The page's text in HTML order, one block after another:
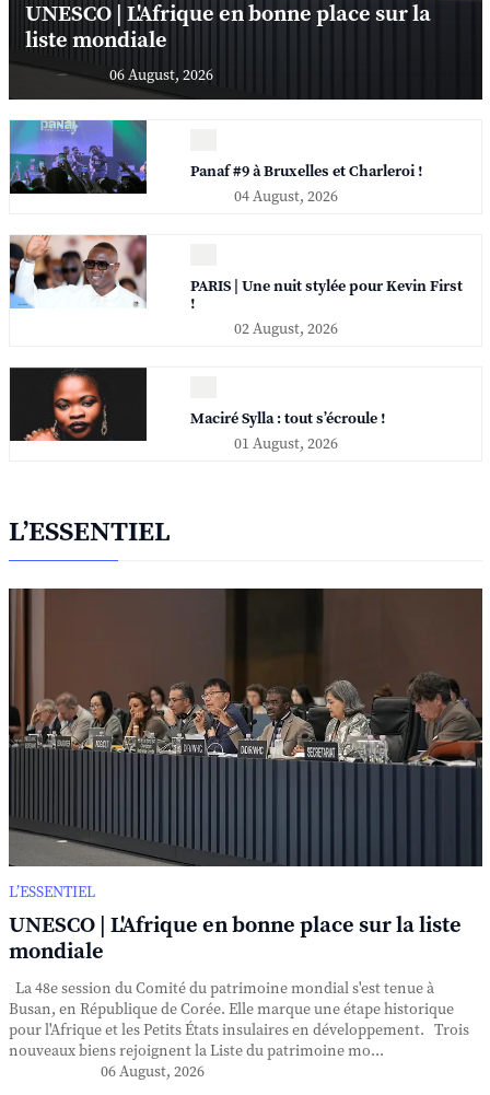
UNESCO | L'Afrique en bonne place sur la
liste mondiale
06 August, 2026
Panaf #9 à Bruxelles et Charleroi !
04 August, 2026
PARIS | Une nuit stylée pour Kevin First
!
02 August, 2026
Maciré Sylla : tout s’écroule !
01 August, 2026
L’ESSENTIEL
L’ESSENTIEL
UNESCO | L'Afrique en bonne place sur la liste
mondiale
La 48e session du Comité du patrimoine mondial s'est tenue à
Busan, en République de Corée. Elle marque une étape historique
pour l'Afrique et les Petits États insulaires en développement. Trois
nouveaux biens rejoignent la Liste du patrimoine mo...
06 August, 2026